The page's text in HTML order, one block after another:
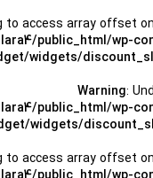
to access array offset
public_html/wp-
widgets/
Warning:
public_html/wp-
widgets/
to access array offset